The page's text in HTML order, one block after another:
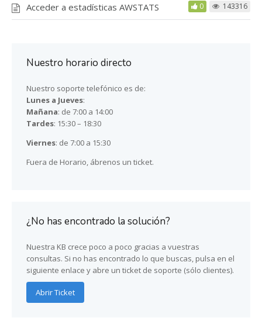
Acceder a estadísticas AWSTATS 0 143316
Nuestro horario directo
Nuestro soporte telefónico es de:
Lunes a Jueves:
Mañana: de 7:00 a 14:00
Tardes: 15:30 – 18:30
Viernes: de 7:00 a 15:30
Fuera de Horario, ábrenos un ticket.
¿No has encontrado la solución?
Nuestra KB crece poco a poco gracias a vuestras
consultas. Si no has encontrado lo que buscas, pulsa en el
siguiente enlace y abre un ticket de soporte (sólo clientes).
Abrir Ticket